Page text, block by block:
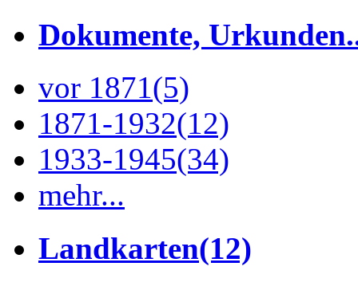
Dokumente,
vor 1871(5)
1871-1932(12)
1933-1945(34)
mehr...
Landkarten(12)